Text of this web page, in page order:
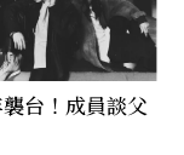
台！成員談父